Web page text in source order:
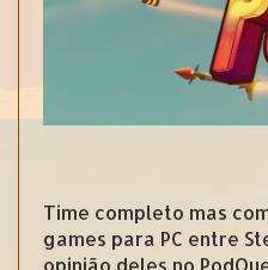
Time completo mas
games para PC entre
opinião deles no